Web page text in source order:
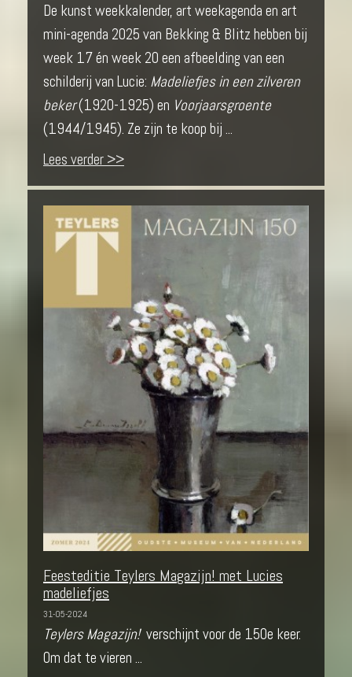
De kunst weekkalender, art weekagenda en art
mini-agenda 2025 van Bekking & Blitz hebben bij
week 17 én week 20 een afbeelding van een
schilderij van Lucie: Madeliefjes in een zilveren
beker(1920-1925) en Voorjaarsgroente
(1944/1945). Ze zijn te koop bij ...
Lees verder >>
Feesteditie Teylers Magazijn! met Lucies
madeliefjes
31-05-2024
Teylers Magazijn!verschijnt voor de 150e keer.
Om dat te vieren ...